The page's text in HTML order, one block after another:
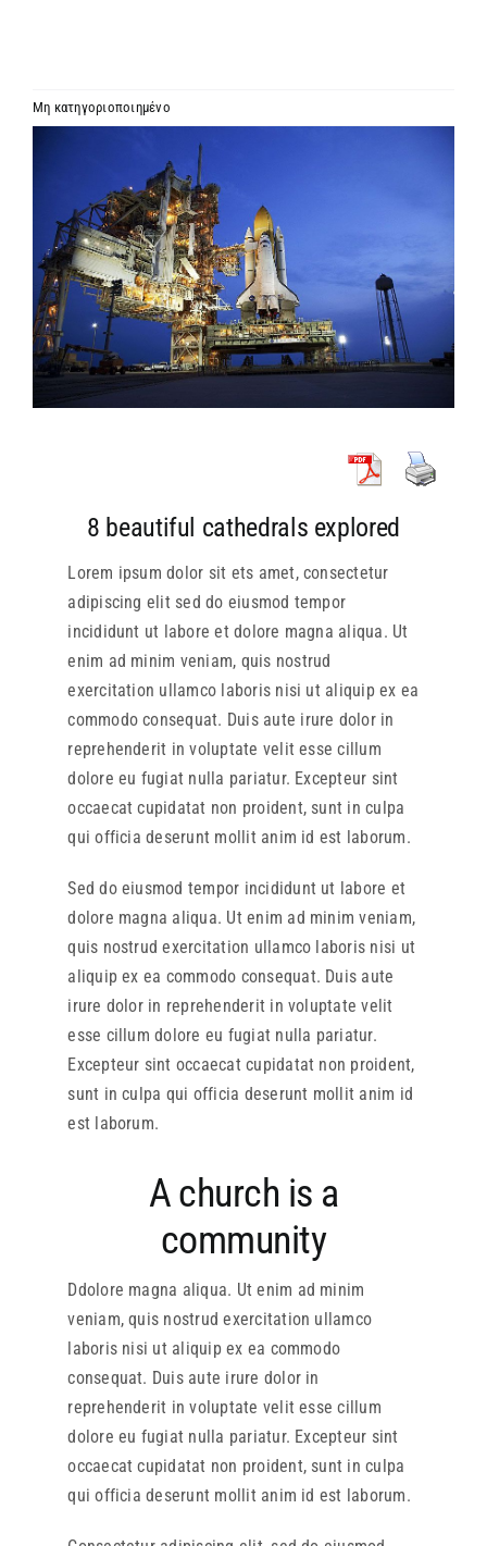
ΕΝΗΜΕΡΩΣΗ
ΣΥΝΔΕΣΕΙΣ
Μη κατηγοριοποιημένο
εικόνας
8 beautiful cathedrals explored
Lorem ipsum dolor sit ets amet, consectetur
adipiscing elit sed do eiusmod tempor
incididunt ut labore et dolore magna aliqua. Ut
enim ad minim veniam, quis nostrud
exercitation ullamco laboris nisi ut aliquip ex ea
commodo consequat. Duis aute irure dolor in
reprehenderit in voluptate velit esse cillum
dolore eu fugiat nulla pariatur. Excepteur sint
occaecat cupidatat non proident, sunt in culpa
qui officia deserunt mollit anim id est laborum.
Sed do eiusmod tempor incididunt ut labore et
dolore magna aliqua. Ut enim ad minim veniam,
quis nostrud exercitation ullamco laboris nisi ut
aliquip ex ea commodo consequat. Duis aute
irure dolor in reprehenderit in voluptate velit
esse cillum dolore eu fugiat nulla pariatur.
Excepteur sint occaecat cupidatat non proident,
sunt in culpa qui officia deserunt mollit anim id
est laborum.
A church is a
community
Ddolore magna aliqua. Ut enim ad minim
veniam, quis nostrud exercitation ullamco
laboris nisi ut aliquip ex ea commodo
consequat. Duis aute irure dolor in
reprehenderit in voluptate velit esse cillum
dolore eu fugiat nulla pariatur. Excepteur sint
occaecat cupidatat non proident, sunt in culpa
qui officia deserunt mollit anim id est laborum.